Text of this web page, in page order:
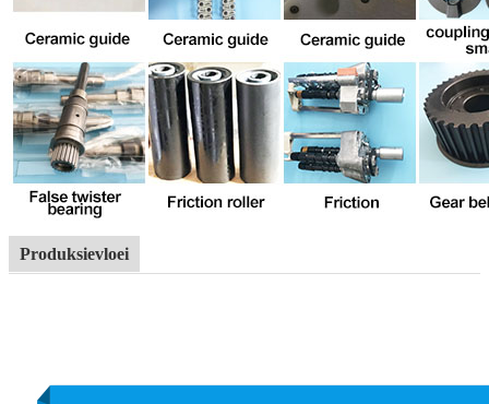
Produksievloei